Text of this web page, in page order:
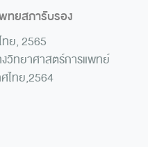
ทยสภารับรอง
ทย, 2565
วิทยาศาสตร์การแพทย์
ไทย,2564